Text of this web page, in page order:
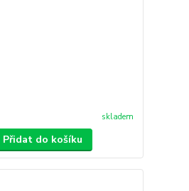
skladem
Přidat do košíku